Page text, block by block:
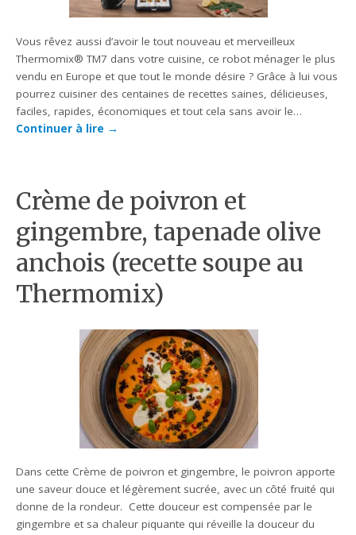
Vous rêvez aussi d’avoir le tout nouveau et merveilleux
Thermomix® TM7 dans votre cuisine, ce robot ménager le plus
vendu en Europe et que tout le monde désire ? Grâce à lui vous
pourrez cuisiner des centaines de recettes saines, délicieuses,
faciles, rapides, économiques et tout cela sans avoir le…
Continuer à lire →
Crème de poivron et
gingembre, tapenade olive
anchois (recette soupe au
Thermomix)
Dans cette Crème de poivron et gingembre, le poivron apporte
une saveur douce et légèrement sucrée, avec un côté fruité qui
donne de la rondeur. Cette douceur est compensée par le
gingembre et sa chaleur piquante qui réveille la douceur du